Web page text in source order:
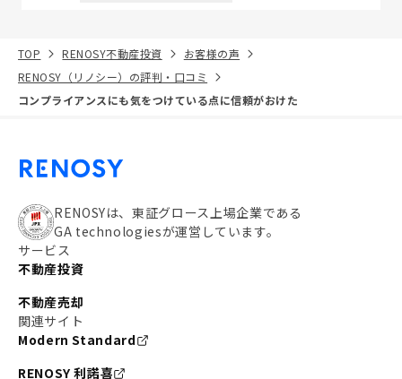
TOP RENOSY不動産投資
お客様の声
RENOSY（リノシー）の評判・口コミ
コンプライアンスにも気をつけている点に信頼がおけた
RENOSYは、東証グロース上場企業である
GA technologiesが運営しています。
サービス
不動産投資
不動産売却
関連サイト
Modern Standard
RENOSY 利諾喜